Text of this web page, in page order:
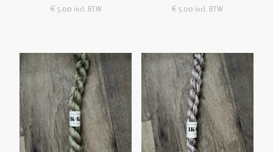
€ 5,00 incl. BTW
€ 5,00 incl. BTW